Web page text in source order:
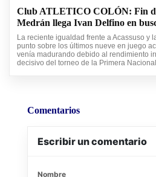
Club ATLETICO COLÓN: Fin
Medrán llega Ivan Delfino en
La reciente igualdad frente a Acassuso y
punto sobre los últimos nueve en juego
venía madurando debido al rendimiento
decisivo del torneo de la Primera
Comentarios
Escribir un comentario
Nombre